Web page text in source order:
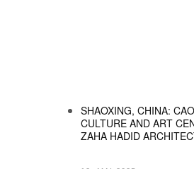
SHAOXING, CHINA:
CULTURE AND ART
ZAHA HADID